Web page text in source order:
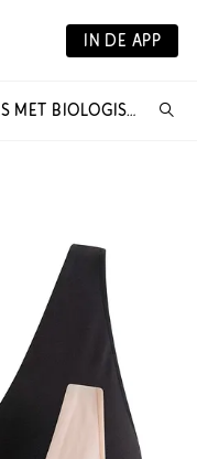
IN DE APP
VOEDINGSBH ZONDER BEUGELS MET BIOLOGISCH KATOEN (SET VAN 2)